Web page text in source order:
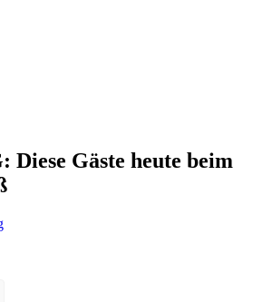
Diese Gäste heute beim